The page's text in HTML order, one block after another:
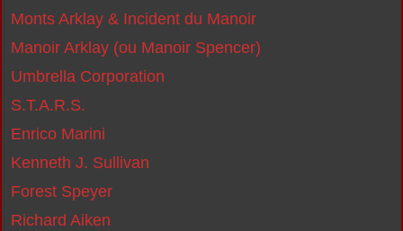
Monts Arklay & Incident du Manoir
Manoir Arklay (ou Manoir Spencer)
Umbrella Corporation
S.T.A.R.S.
Enrico Marini
Kenneth J. Sullivan
Forest Speyer
Richard Aiken